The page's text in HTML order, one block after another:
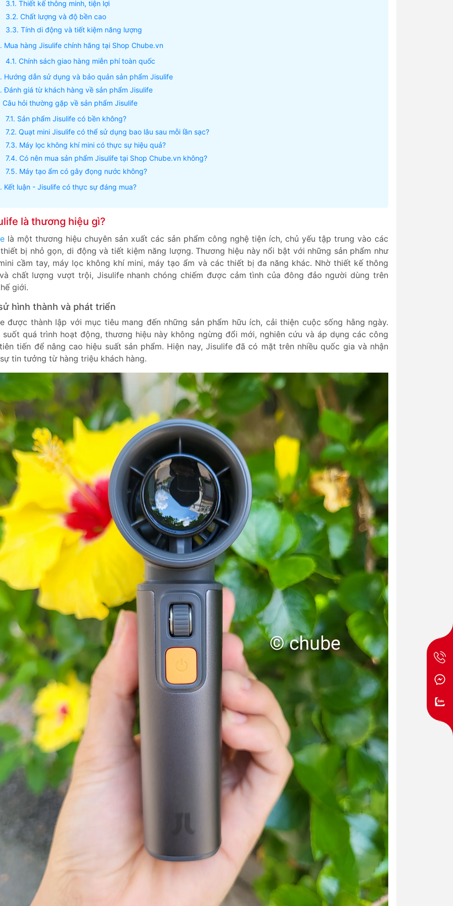
Thiết kế thông minh, tiện lợi
Chất lượng và độ bền cao
Tính di động và tiết kiệm năng lượng
Mua hàng Jisulife chính hãng tại Shop Chube.vn
Chính sách giao hàng miễn phí toàn quốc
Hướng dẫn sử dụng và bảo quản sản phẩm Jisulife
Đánh giá từ khách hàng về sản phẩm Jisulife
Câu hỏi thường gặp về sản phẩm Jisulife
Sản phẩm Jisulife có bền không?
Quạt mini Jisulife có thể sử dụng bao lâu sau mỗi lần sạc?
Máy lọc không khí mini có thực sự hiệu quả?
Có nên mua sản phẩm Jisulife tại Shop Chube.vn không?
Máy tạo ẩm có gây đọng nước không?
Kết luận - Jisulife có thực sự đáng mua?
là thương hiệu gì?
là một thương hiệu chuyên sản xuất các sản phẩm công nghệ tiện ích, chủ yếu tập trung vào các
bị nhỏ gọn, di động và tiết kiệm năng lượng. Thương hiệu này nổi bật với những sản phẩm như
cầm tay, máy lọc không khí mini, máy tạo ẩm và các thiết bị đa năng khác. Nhờ thiết kế thông
chất lượng vượt trội, Jisulife nhanh chóng chiếm được cảm tình của đông đảo người dùng trên
giới.
hình thành và phát triển
được thành lập với mục tiêu mang đến những sản phẩm hữu ích, cải thiện cuộc sống hằng ngày.
suốt quá trình hoạt động, thương hiệu này không ngừng đổi mới, nghiên cứu và áp dụng các công
tiến để nâng cao hiệu suất sản phẩm. Hiện nay, Jisulife đã có mặt trên nhiều quốc gia và nhận
tin tưởng từ hàng triệu khách hàng.